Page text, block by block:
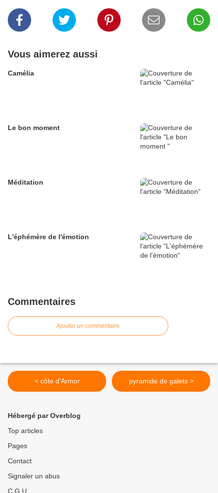
Vous aimerez aussi
Camélia
Le bon moment
Méditation
L'éphémère de l'émotion
Commentaires
Ajouter un commentaire
< côte d'Armor pyramide de galets >
Hébergé par Overblog
Top articles
Pages
Contact
Signaler un abus
C.G.U.